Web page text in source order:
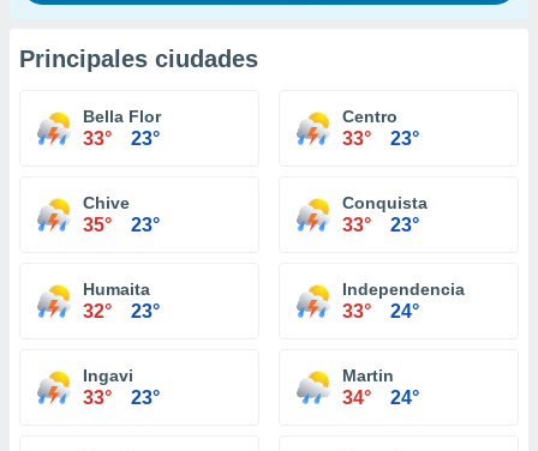
Principales ciudades
Bella Flor
33° 23°
Centro
33° 23°
Chive
35° 23°
Conquista
33° 23°
Humaita
32° 23°
Independencia
33° 24°
Ingavi
33° 23°
Martin
34° 24°